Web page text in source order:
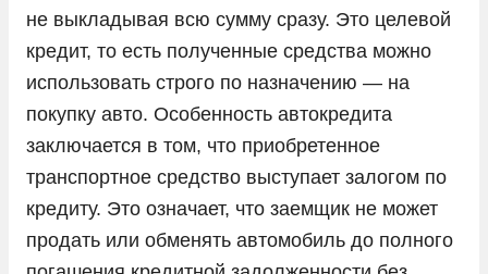
Lifan
Livan
LiXiang
Mercedes-Benz
Mini
не выкладывая всю сумму сразу. Это целевой
кредит, то есть полученные средства можно
использовать строго по назначению — на
покупку авто. Особенность автокредита
заключается в том, что приобретенное
транспортное средство выступает залогом по
кредиту. Это означает, что заемщик не может
продать или обменять автомобиль до полного